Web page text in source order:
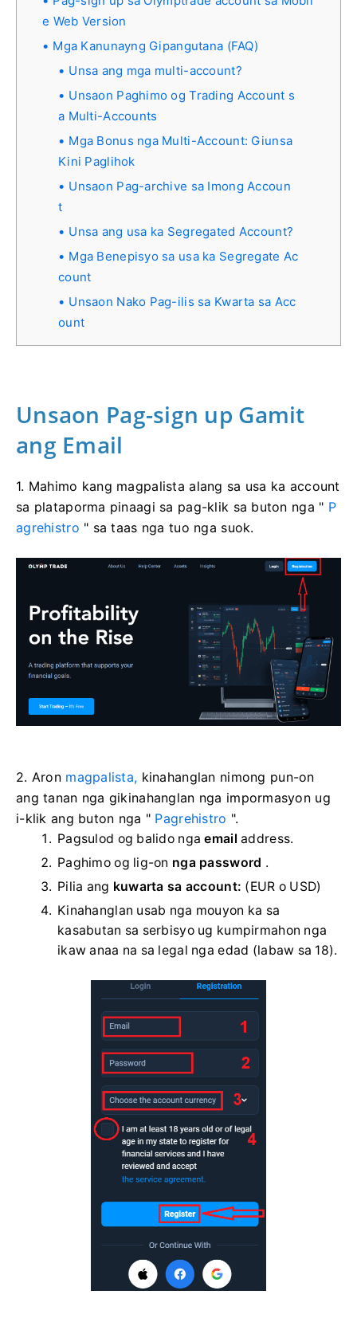
e Web Version
Mga Kanunayng Gipangutana (FAQ)
Unsa ang mga multi-account?
Unsaon Paghimo og Trading Account s
a Multi-Accounts
Mga Bonus nga Multi-Account: Giunsa
Kini Paglihok
Unsaon Pag-archive sa Imong Accoun
t
Unsa ang usa ka Segregated Account?
Mga Benepisyo sa usa ka Segregate Ac
count
Unsaon Nako Pag-ilis sa Kwarta sa Acc
ount
Unsaon Pag-sign up Gamit
ang Email
1. Mahimo kang magpalista alang sa usa ka account
sa plataporma pinaagi sa pag-klik sa buton nga " P
agrehistro " sa taas nga tuo nga suok.
2. Aron magpalista, kinahanglan nimong pun-on
ang tanan nga gikinahanglan nga impormasyon ug
i-klik ang buton nga " Pagrehistro ".
Pagsulod og balido ngaemail address.
Paghimo og lig-on nga password .
Pilia ang kuwarta sa account: (EUR o USD)
Kinahanglan usab nga mouyon ka sa
kasabutan sa serbisyo ug kumpirmahon nga
ikaw anaa na sa legal nga edad (labaw sa 18).